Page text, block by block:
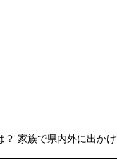
家族で県内外に出か